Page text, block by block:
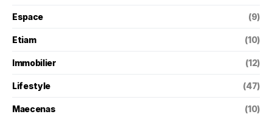
Espace (9)
Etiam (10)
Immobilier (12)
Lifestyle (47)
Maecenas (10)